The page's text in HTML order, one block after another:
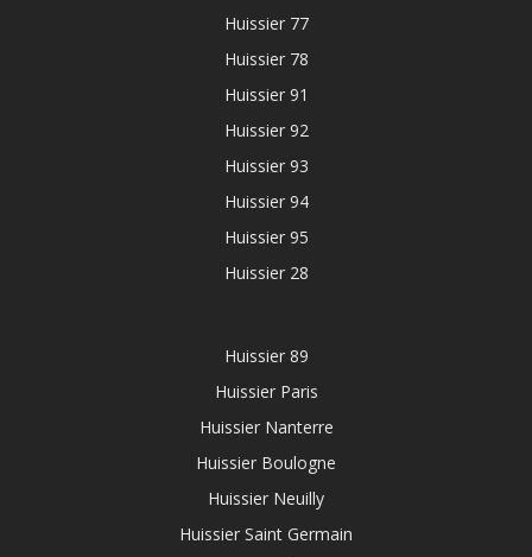
Huissier 77
Huissier 78
Huissier 91
Huissier 92
Huissier 93
Huissier 94
Huissier 95
Huissier 28
Huissier 89
Huissier Paris
Huissier Nanterre
Huissier Boulogne
Huissier Neuilly
Huissier Saint Germain